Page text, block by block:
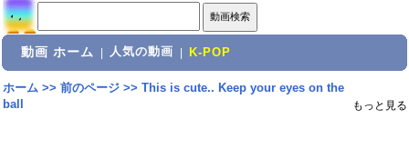
動画 ホーム 人気の動画 K-POP
ホーム>> 前のページ>> This is cute.. Keep your eyes on the
ball
もっと見る